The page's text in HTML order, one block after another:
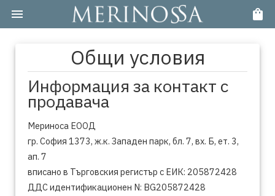
Общи условия
Информация за контакт с
продавача
Мериноса ЕООД
гр. София 1373, ж.к. Западен парк, бл. 7, вх. Б, ет. 3,
ап. 7
вписано в Търговския регистър с ЕИК: 205872428
ДДС идентификационен N: BG205872428